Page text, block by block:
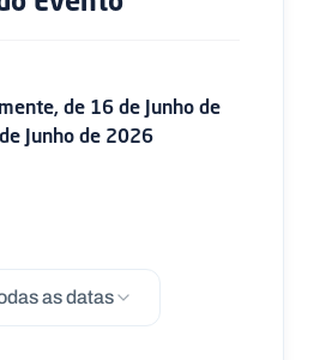
de 16 de Junho de
Junho de 2026
as datas